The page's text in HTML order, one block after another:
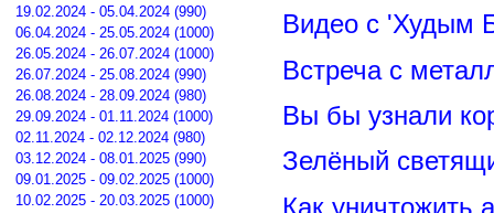
19.02.2024 - 05.04.2024 (990)
06.04.2024 - 25.05.2024 (1000)
26.05.2024 - 26.07.2024 (1000)
26.07.2024 - 25.08.2024 (990)
26.08.2024 - 28.09.2024 (980)
29.09.2024 - 01.11.2024 (1000)
02.11.2024 - 02.12.2024 (980)
03.12.2024 - 08.01.2025 (990)
09.01.2025 - 09.02.2025 (1000)
10.02.2025 - 20.03.2025 (1000)
Видео с 'Худым
Встреча с
Вы бы узнали
Зелёный
Как уничтожить